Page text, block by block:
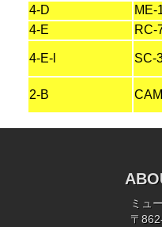
4-D
ME-
4-E
RC-
4-E-l SC-
2-B
ミュ
〒